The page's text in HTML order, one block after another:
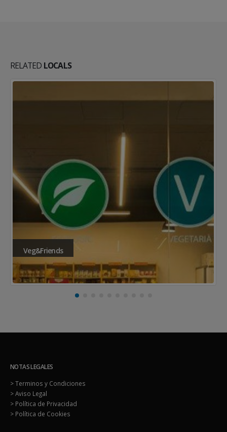
RELATED LOCALS
Veg&Friends
NOTAS LEGALES
> Terminos y Condiciones
> Aviso Legal
> Política de Privacidad
> Política de Cookies